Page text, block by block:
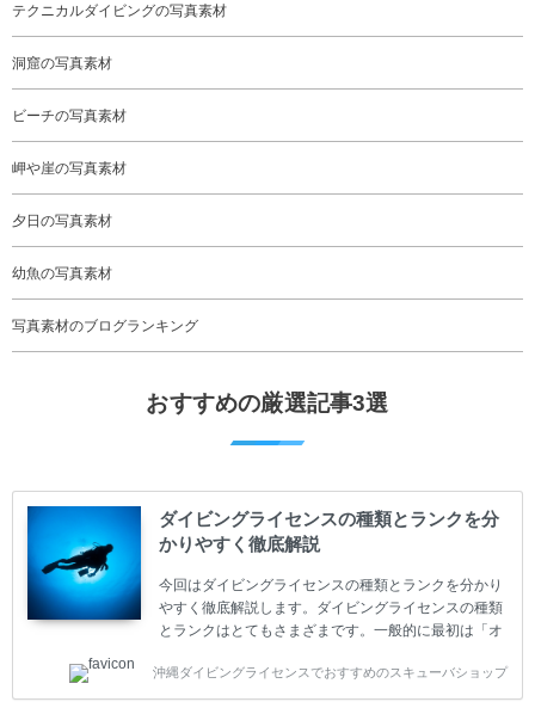
テクニカルダイビングの写真素材
洞窟の写真素材
ビーチの写真素材
岬や崖の写真素材
夕日の写真素材
幼魚の写真素材
写真素材のブログランキング
おすすめの厳選記事3選
ダイビングライセンスの種類とランクを分
かりやすく徹底解説
今回はダイビングライセンスの種類とランクを分かり
やすく徹底解説します。ダイビングライセンスの種類
とランクはとてもさまざまです。一般的に最初は「オ
す。 ダイビングのライセンスカードはダイビングの教
育機関もしくは指導団体が発行しています。教育機関
沖縄ダイビングライセンスでおすすめのスキューバショップ